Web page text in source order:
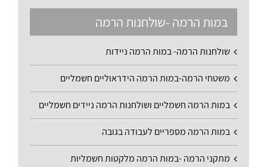
במות הרמה -שולחנות הרמה
שולחנות הרמה- במות הרמה ניידות
משטחי הרמה-במות הרמה הידראוליים חשמליים
במות הרמה חשמליים ושולחנות הרמה ניידים חשמליים
במות הרמה מספריים לעבודה בגובה
מתקני הרמה -במות הרמה מלקטות חשמליות